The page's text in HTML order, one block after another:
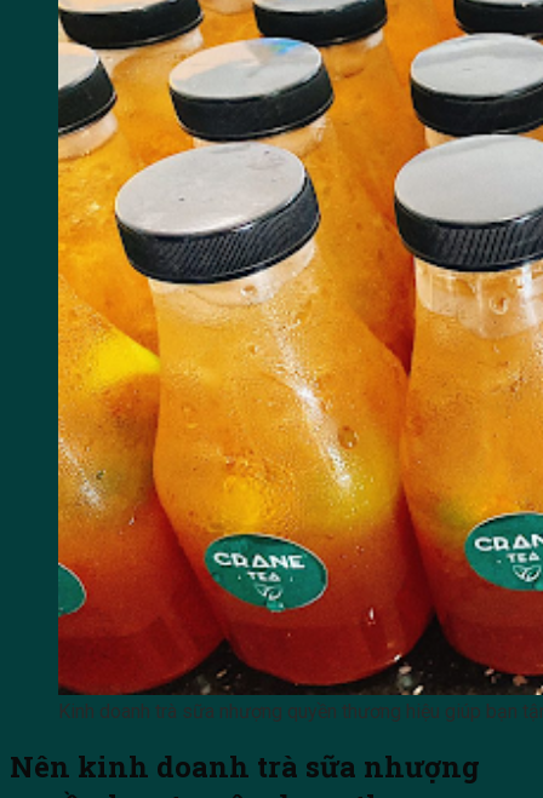
Kinh doanh trà sữa nhượng quyền thương hiệu giúp bạn
Nên kinh doanh trà sữa nhượng